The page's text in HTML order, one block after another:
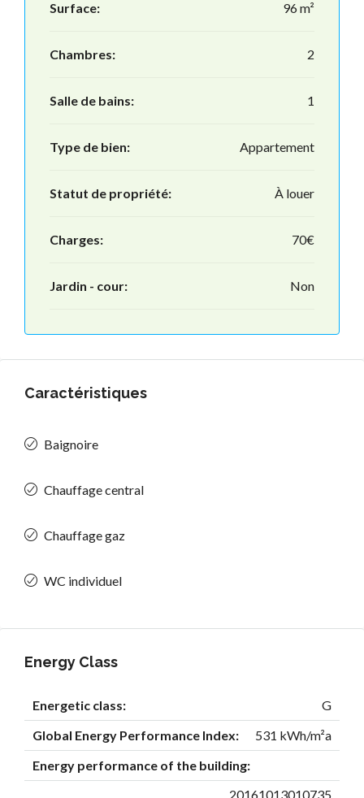
Surface: 96 m²
Chambres: 2
Salle de bains: 1
Type de bien: Appartement
Statut de propriété: À louer
Charges: 70€
Jardin - cour: Non
Caractéristiques
Baignoire
Chauffage central
Chauffage gaz
WC individuel
Energy Class
Energetic class:
G
Global Energy Performance Index:
531 kWh/m²a
Energy performance of the building:
20161013010735